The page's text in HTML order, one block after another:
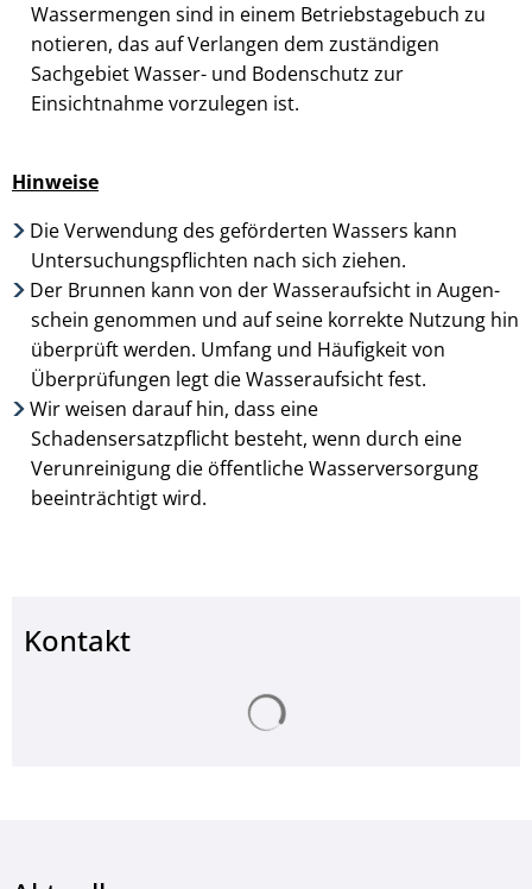
Wassermengen sind in einem Betriebstagebuch zu
notieren, das auf Verlangen dem zuständigen
Sachgebiet Wasser- und Bodenschutz zur
Einsichtnahme vorzu­legen ist.
Hinweise
Die Verwendung des geförderten Wassers kann
Untersuchungs­pflichten nach sich ziehen.
Der Brunnen kann von der Wasseraufsicht in Augen­
schein genommen und auf seine korrekte Nutzung hin
überprüft werden. Umfang und Häufigkeit von
Überprüfungen legt die Wasser­aufsicht fest.
Wir weisen darauf hin, dass eine
Schadensersatzpflicht besteht, wenn durch eine
Verunreinigung die öffentliche Wasserversorgung
beeinträchtigt wird.
Kontakt